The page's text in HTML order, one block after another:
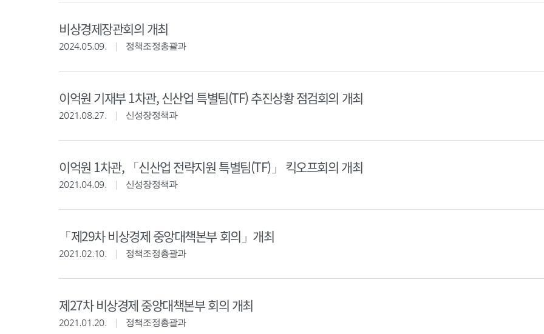
비상경제장관회의 개최
2024.05.09. 정책조정총괄과
이억원 기재부 1차관, 신산업 특별팀(TF) 추진상황 점검회의 개최
2021.08.27. 신성장정책과
이억원 1차관, 「신산업 전략지원 특별팀(TF)」 킥오프회의 개최
2021.04.09. 신성장정책과
「제29차 비상경제 중앙대책본부 회의」개최
2021.02.10. 정책조정총괄과
제27차 비상경제 중앙대책본부 회의 개최
2021.01.20. 정책조정총괄과